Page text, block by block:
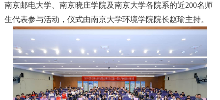
南京邮电大学、南京晓庄学院及南京大学各院系的近200名师
生代表参与活动，仪式由南京大学环境学院院长赵瑜主持。